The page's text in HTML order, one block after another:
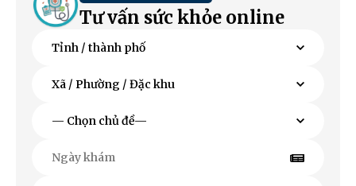
Tư vấn sức khỏe online